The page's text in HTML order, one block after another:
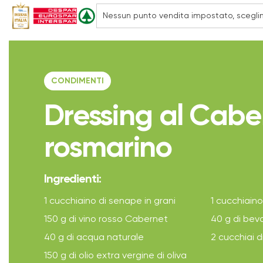
CONDIMENTI
Dressing al
rosmarino
Ingredienti:
1 cucchiaino di senape in grani
1
150 g di vino rosso Cabernet
40 g di
40 g di acqua naturale
2 cucchiai
150 g di olio extra vergine di oliva